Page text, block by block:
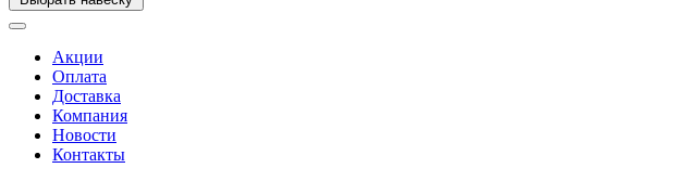
Акции
Оплата
Доставка
Компания
Новости
Контакты